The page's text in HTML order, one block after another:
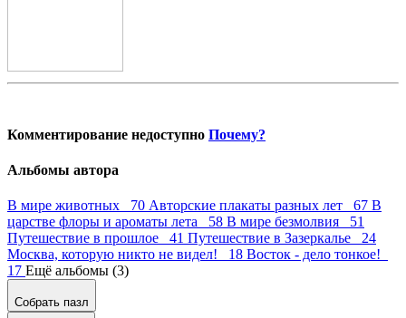
Комментирование недоступно Почему?
Альбомы автора
В мире животных 70 Авторские плакаты разных лет 67 В
царстве флоры и ароматы лета 58 В мире безмолвия 51
Путешествие в прошлое 41 Путешествие в Зазеркалье 24
Москва, которую никто не видел! 18 Восток - дело тонкое!
17 Ещё альбомы (3)
Собрать пазл